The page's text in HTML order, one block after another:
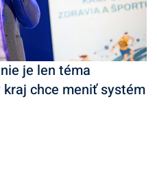
je len téma
chce meniť systém